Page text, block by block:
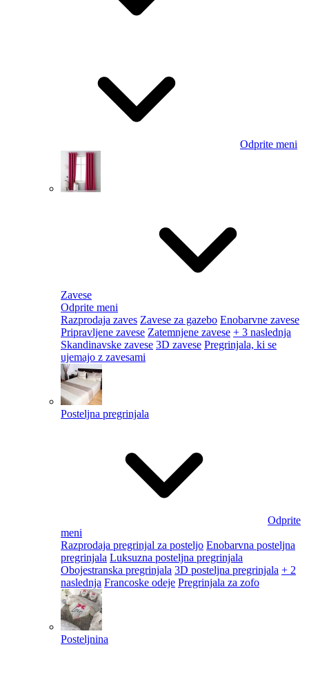
Odprite meni
Zavese
Odprite meni
Razprodaja zaves Zavese za gazebo Enobarvne zavese
Pripravljene zavese Zatemnjene zavese + 3 naslednja
Skandinavske zavese 3D zavese Pregrinjala, ki se
ujemajo z zavesami
Posteljna pregrinjala
Odprite
meni
Razprodaja pregrinjal za posteljo Enobarvna posteljna
pregrinjala Luksuzna posteljna pregrinjala
Obojestranska pregrinjala 3D posteljna pregrinjala + 2
naslednja Francoske odeje Pregrinjala za zofo
Posteljnina